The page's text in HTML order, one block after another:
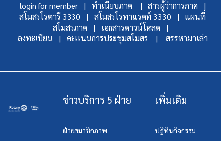
login for member | ทำเนียบภาค |
สารผู้ว่าการภาค |
สโมสรโรตารี 3330 |
สโมสรโรทาแรคท์ 3330 |
แผนที่
สโมสรภาค |
เอกสารดาวน์โหลด |
ลงทะเบียน |
คะเเนนการประชุมสโมสร | สรรหามาเล่า
ข่าวบริการ 5 ฝ่าย
ฝ่ายสมาชิกภาพ
เพิ่มเติม
ปฏิทินกิจกรรม